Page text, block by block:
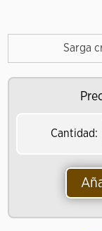
Sarga
Cantidad: